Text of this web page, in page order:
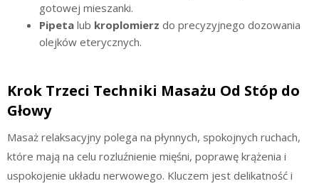
gotowej mieszanki.
Pipeta lub kroplomierz do precyzyjnego dozowania
olejków eterycznych.
Krok Trzeci Techniki Masażu Od Stóp do
Głowy
Masaż relaksacyjny polega na płynnych, spokojnych ruchach,
które mają na celu rozluźnienie mięśni, poprawę krążenia i
uspokojenie układu nerwowego. Kluczem jest delikatność i